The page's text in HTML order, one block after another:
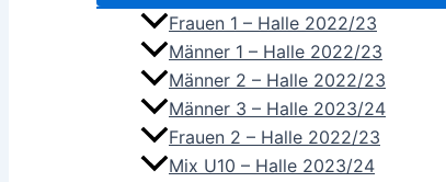
Frauen 1 – Halle 2022/23
Männer 1 – Halle 2022/23
Männer 2 – Halle 2022/23
Männer 3 – Halle 2023/24
Frauen 2 – Halle 2022/23
Mix U10 – Halle 2023/24